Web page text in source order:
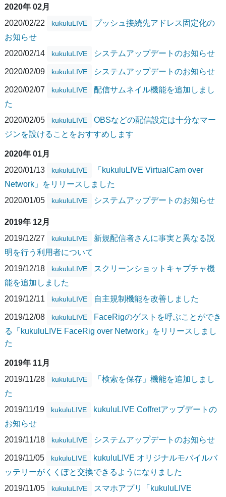
2020年 02月
2020/02/22
kukuluLIVE
プッシュ接続先アドレス固定化の
お知らせ
2020/02/14
kukuluLIVE システムアップデートのお知らせ
2020/02/09 kukuluLIVE システムアップデートのお知らせ
2020/02/07 kukuluLIVE
配信サムネイル機能を追加しまし
た
2020/02/05
kukuluLIVE
OBSなどの配信設定は十分なマー
ジンを設けることをおすすめします
2020年 01月
2020/01/13
kukuluLIVE
「kukuluLIVE VirtualCam over
Network」をリリースしました
2020/01/05
kukuluLIVE システムアップデートのお知らせ
2019年 12月
2019/12/27
kukuluLIVE
新規配信者さんに事実と異なる説
明を行う利用者について
2019/12/18
kukuluLIVE
スクリーンショットキャプチャ機
能を追加しました
2019/12/11
kukuluLIVE 自主規制機能を改善しました
2019/12/08 kukuluLIVE
FaceRigのゲストを呼ぶことができ
る「kukuluLIVE FaceRig over Network」をリリースしまし
た
2019年 11月
2019/11/28
kukuluLIVE
「検索を保存」機能を追加しまし
た
2019/11/19
kukuluLIVE
kukuluLIVE Coffretアップデートの
お知らせ
2019/11/18
kukuluLIVE システムアップデートのお知らせ
2019/11/05 kukuluLIVE
kukuluLIVE オリジナルモバイルバ
ッテリーがくくぽと交換できるようになりました
2019/11/05
kukuluLIVE
スマホアプリ「kukuluLIVE